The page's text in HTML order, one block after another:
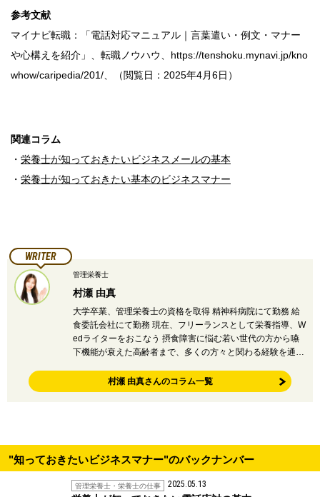
参考文献
マイナビ転職：「電話対応マニュアル｜言葉遣い・例文・マナー
や心構えを紹介」、転職ノウハウ、https://tenshoku.mynavi.jp/kno
whow/caripedia/201/、（閲覧日：2025年4月6日）
関連コラム
・ 栄養士が知っておきたいビジネスメールの基本
・ 栄養士が知っておきたい基本のビジネスマナー
WRITER
管理栄養士
村瀬 由真
大学卒業、管理栄養士の資格を取得 精神科病院にて勤務 給
食委託会社にて勤務 現在、フリーランスとして栄養指導、W
edライターをおこなう 摂食障害に悩む若い世代の方から嚥
下機能が衰えた高齢者まで、多くの方々と関わる経験を通…
村瀬 由真さんのコラム一覧
"知っておきたいビジネスマナー"のバックナンバー
管理栄養士・栄養士の仕事 2025.05.13